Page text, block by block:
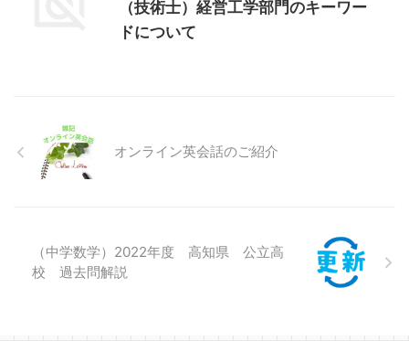
（技術士）経営工学部門のキーワー
ドについて
オンライン英会話のご紹介
（中学数学）2022年度 高知県 公立高
校 過去問解説